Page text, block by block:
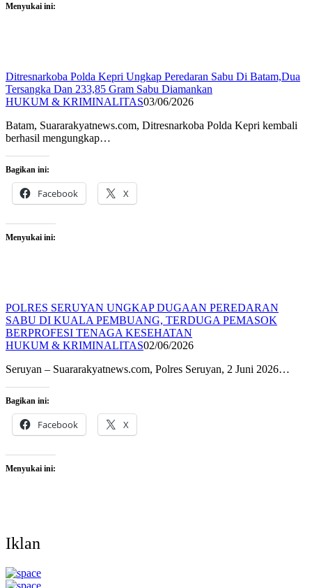
Menyukai ini:
Ditresnarkoba Polda Kepri Ungkap Peredaran Sabu Di Batam,Dua
Tersangka Dan 233,85 Gram Sabu Diamankan
HUKUM & KRIMINALITAS03/06/2026
Batam, Suararakyatnews.com, Ditresnarkoba Polda Kepri kembali
berhasil mengungkap…
Bagikan ini:
Facebook X
Menyukai ini:
POLRES SERUYAN UNGKAP DUGAAN PEREDARAN
SABU DI KUALA PEMBUANG, TERDUGA PEMASOK
BERPROFESI TENAGA KESEHATAN
HUKUM & KRIMINALITAS02/06/2026
Seruyan – Suararakyatnews.com, Polres Seruyan, 2 Juni 2026…
Bagikan ini:
Facebook X
Menyukai ini:
Iklan